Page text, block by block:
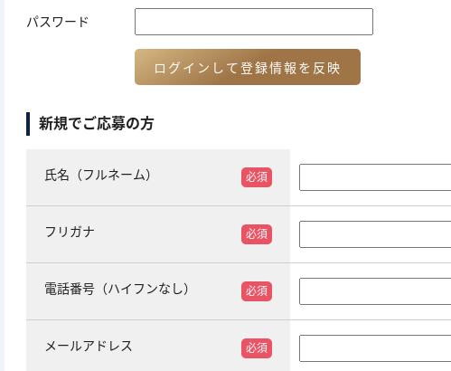
パスワード
新規でご応募の方
氏名（フルネーム） 必須
フリガナ 必須
電話番号（ハイフンなし） 必須
メールアドレス 必須